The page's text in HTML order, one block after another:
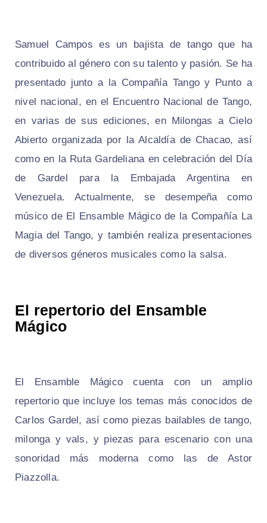
Samuel Campos es un bajista de tango que ha
contribuido al género con su talento y pasión. Se ha
presentado junto a la Compañía Tango y Punto a
nivel nacional, en el Encuentro Nacional de Tango,
en varias de sus ediciones, en Milongas a Cielo
Abierto organizada por la Alcaldía de Chacao, así
como en la Ruta Gardeliana en celebración del Día
de Gardel para la Embajada Argentina en
Venezuela. Actualmente, se desempeña como
músico de El Ensamble Mágico de la Compañía La
Magia del Tango, y también realiza presentaciones
de diversos géneros musicales como la salsa.
El repertorio del Ensamble
Mágico
El Ensamble Mágico cuenta con un amplio
repertorio que incluye los temas más conocidos de
Carlos Gardel, así como piezas bailables de tango,
milonga y vals, y piezas para escenario con una
sonoridad más moderna como las de Astor
Piazzolla.